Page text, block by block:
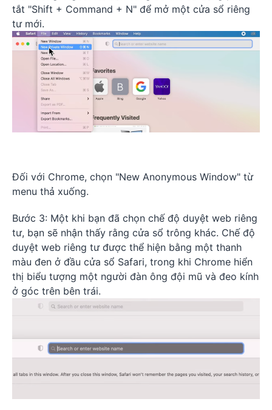
tắt "Shift + Command + N" để mở một cửa sổ riêng
tư mới.
Đối với Chrome, chọn "New Anonymous Window" từ
menu thả xuống.
Bước 3: Một khi bạn đã chọn chế độ duyệt web riêng
tư, bạn sẽ nhận thấy rằng cửa sổ trông khác. Chế độ
duyệt web riêng tư được thể hiện bằng một thanh
màu đen ở đầu cửa sổ Safari, trong khi Chrome hiển
thị biểu tượng một người đàn ông đội mũ và đeo kính
ở góc trên bên trái.